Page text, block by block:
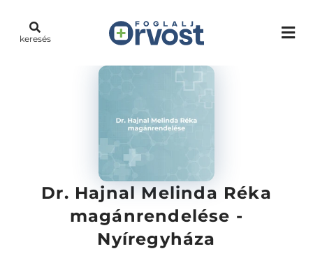
keresés
Dr. Hajnal Melinda Réka
magánrendelése -
Nyíregyháza